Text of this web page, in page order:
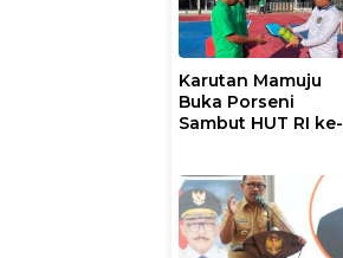
Karutan Mamuju
Buka Porseni
Sambut HUT RI ke-